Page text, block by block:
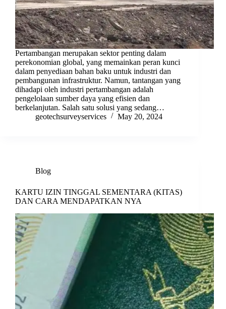
Pertambangan merupakan sektor penting dalam
perekonomian global, yang memainkan peran kunci
dalam penyediaan bahan baku untuk industri dan
pembangunan infrastruktur. Namun, tantangan yang
dihadapi oleh industri pertambangan adalah
pengelolaan sumber daya yang efisien dan
berkelanjutan. Salah satu solusi yang sedang…
geotechsurveyservices
May 20, 2024
Blog
KARTU IZIN TINGGAL SEMENTARA (KITAS)
DAN CARA MENDAPATKAN NYA